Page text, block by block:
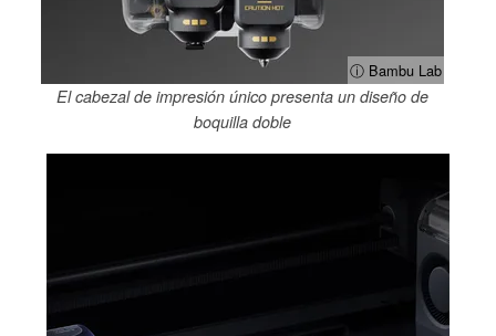
ⓘ Bambu Lab
El cabezal de impresión único presenta un diseño de
boquilla doble